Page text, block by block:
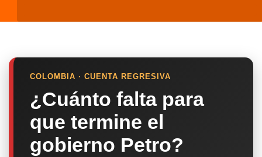
COLOMBIA · CUENTA REGRESIVA
¿Cuánto falta para
que termine el
gobierno Petro?